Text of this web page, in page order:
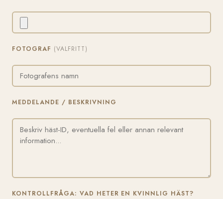
FOTOGRAF (VALFRITT)
MEDDELANDE / BESKRIVNING
KONTROLLFRÅGA: VAD HETER EN KVINNLIG HÄST?